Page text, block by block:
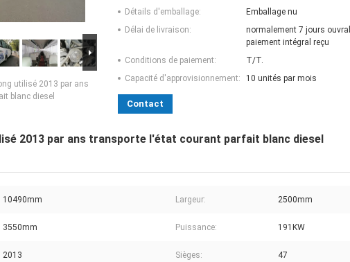
utilisé 2013 par ans
blanc diesel
Détails d'emballage:
Emballage nu
Délai de livraison:
normalement 7 jours
paiement intégral reçu
Conditions de paiement:
T/T.
Capacité d'approvisionnement:
10 unités par mois
Contact
2013 par ans transporte l'état courant parfait blanc diesel
10490mm Largeur: 2500mm
3550mm Puissance: 191KW
2013 Sièges: 47